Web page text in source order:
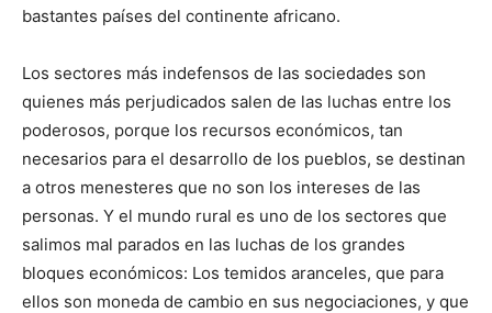
bastantes países del continente africano.
Los sectores más indefensos de las sociedades son
quienes más perjudicados salen de las luchas entre los
poderosos, porque los recursos económicos, tan
necesarios para el desarrollo de los pueblos, se destinan
a otros menesteres que no son los intereses de las
personas. Y el mundo rural es uno de los sectores que
salimos mal parados en las luchas de los grandes
bloques económicos: Los temidos aranceles, que para
ellos son moneda de cambio en sus negociaciones, y que